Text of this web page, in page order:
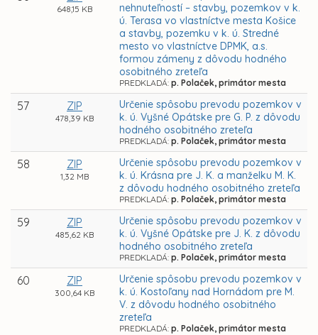
648,15 KB
nehnuteľností – stavby, pozemkov v k.
ú. Terasa vo vlastníctve mesta Košice
a stavby, pozemku v k. ú. Stredné
mesto vo vlastníctve DPMK, a.s.
formou zámeny z dôvodu hodného
osobitného zreteľa
PREDKLADÁ: p. Polaček, primátor mesta
57 ZIP
478,39 KB
Určenie spôsobu prevodu pozemkov v
k. ú. Vyšné Opátske pre G. P. z dôvodu
hodného osobitného zreteľa
PREDKLADÁ: p. Polaček, primátor mesta
58 ZIP
1,32 MB
Určenie spôsobu prevodu pozemkov v
k. ú. Krásna pre J. K. a manželku M. K.
z dôvodu hodného osobitného zreteľa
PREDKLADÁ: p. Polaček, primátor mesta
59 ZIP
485,62 KB
Určenie spôsobu prevodu pozemkov v
k. ú. Vyšné Opátske pre J. K. z dôvodu
hodného osobitného zreteľa
PREDKLADÁ: p. Polaček, primátor mesta
60 ZIP
300,64 KB
Určenie spôsobu prevodu pozemkov v
k. ú. Kostoľany nad Hornádom pre M.
V. z dôvodu hodného osobitného
zreteľa
PREDKLADÁ: p. Polaček, primátor mesta